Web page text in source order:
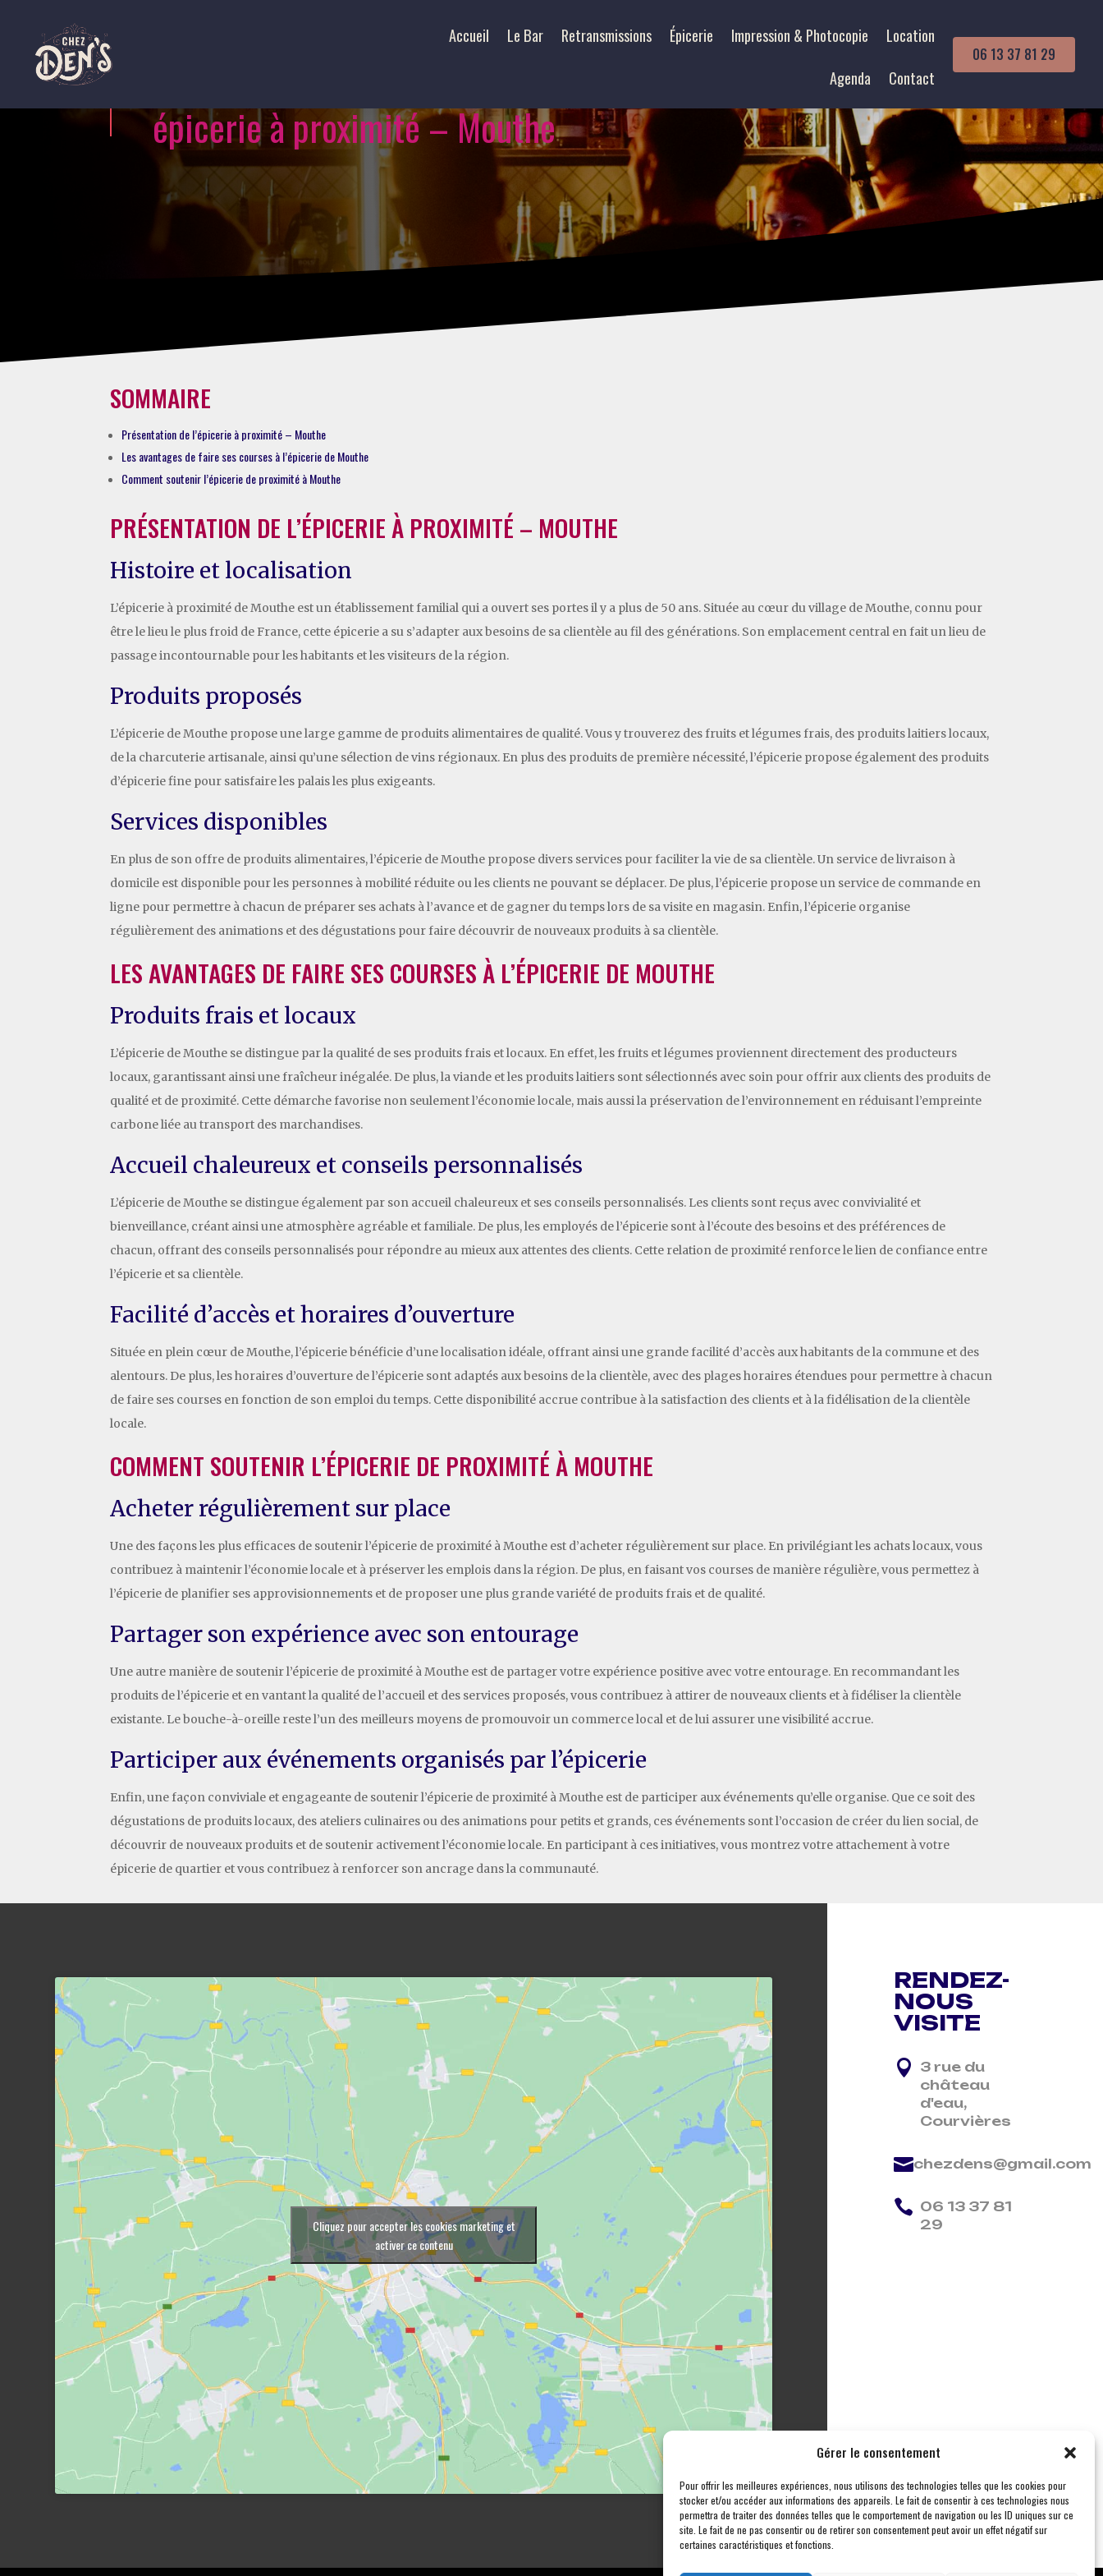
Gérer le consentement
Pour offrir les meilleures expériences, nous utilisons des technologies telles que les cookies pour
stocker et/ou accéder aux informations des appareils. Le fait de consentir à ces technologies nous
permettra de traiter des données telles que le comportement de navigation ou les ID uniques sur ce
site. Le fait de ne pas consentir ou de retirer son consentement peut avoir un effet négatif sur
certaines caractéristiques et fonctions.
Accueil Le Bar Retransmissions Épicerie Impression & Photocopie
Location
Agenda
Contact
06 13 37 81 29
épicerie à proximité – Mouthe
SOMMAIRE
Présentation de l’épicerie à proximité – Mouthe
Les avantages de faire ses courses à l’épicerie de Mouthe
Comment soutenir l’épicerie de proximité à Mouthe
PRÉSENTATION DE L’ÉPICERIE À PROXIMITÉ – MOUTHE
Histoire et localisation
L’épicerie à proximité de Mouthe est un établissement familial qui a ouvert ses portes il y a plus de 50 ans. Située au cœur du village de Mouthe, connu pour
être le lieu le plus froid de France, cette épicerie a su s’adapter aux besoins de sa clientèle au fil des générations. Son emplacement central en fait un lieu de
passage incontournable pour les habitants et les visiteurs de la région.
Produits proposés
L’épicerie de Mouthe propose une large gamme de produits alimentaires de qualité. Vous y trouverez des fruits et légumes frais, des produits laitiers locaux,
de la charcuterie artisanale, ainsi qu’une sélection de vins régionaux. En plus des produits de première nécessité, l’épicerie propose également des produits
d’épicerie fine pour satisfaire les palais les plus exigeants.
Services disponibles
En plus de son offre de produits alimentaires, l’épicerie de Mouthe propose divers services pour faciliter la vie de sa clientèle. Un service de livraison à
domicile est disponible pour les personnes à mobilité réduite ou les clients ne pouvant se déplacer. De plus, l’épicerie propose un service de commande en
ligne pour permettre à chacun de préparer ses achats à l’avance et de gagner du temps lors de sa visite en magasin. Enfin, l’épicerie organise
régulièrement des animations et des dégustations pour faire découvrir de nouveaux produits à sa clientèle.
LES AVANTAGES DE FAIRE SES COURSES À L’ÉPICERIE DE MOUTHE
Produits frais et locaux
L’épicerie de Mouthe se distingue par la qualité de ses produits frais et locaux. En effet, les fruits et légumes proviennent directement des producteurs
locaux, garantissant ainsi une fraîcheur inégalée. De plus, la viande et les produits laitiers sont sélectionnés avec soin pour offrir aux clients des produits de
qualité et de proximité. Cette démarche favorise non seulement l’économie locale, mais aussi la préservation de l’environnement en réduisant l’empreinte
carbone liée au transport des marchandises.
Accueil chaleureux et conseils personnalisés
L’épicerie de Mouthe se distingue également par son accueil chaleureux et ses conseils personnalisés. Les clients sont reçus avec convivialité et
bienveillance, créant ainsi une atmosphère agréable et familiale. De plus, les employés de l’épicerie sont à l’écoute des besoins et des préférences de
chacun, offrant des conseils personnalisés pour répondre au mieux aux attentes des clients. Cette relation de proximité renforce le lien de confiance entre
l’épicerie et sa clientèle.
Facilité d’accès et horaires d’ouverture
Située en plein cœur de Mouthe, l’épicerie bénéficie d’une localisation idéale, offrant ainsi une grande facilité d’accès aux habitants de la commune et des
alentours. De plus, les horaires d’ouverture de l’épicerie sont adaptés aux besoins de la clientèle, avec des plages horaires étendues pour permettre à chacun
de faire ses courses en fonction de son emploi du temps. Cette disponibilité accrue contribue à la satisfaction des clients et à la fidélisation de la clientèle
locale.
COMMENT SOUTENIR L’ÉPICERIE DE PROXIMITÉ À MOUTHE
Acheter régulièrement sur place
Une des façons les plus efficaces de soutenir l’épicerie de proximité à Mouthe est d’acheter régulièrement sur place. En privilégiant les achats locaux, vous
contribuez à maintenir l’économie locale et à préserver les emplois dans la région. De plus, en faisant vos courses de manière régulière, vous permettez à
l’épicerie de planifier ses approvisionnements et de proposer une plus grande variété de produits frais et de qualité.
Partager son expérience avec son entourage
Une autre manière de soutenir l’épicerie de proximité à Mouthe est de partager votre expérience positive avec votre entourage. En recommandant les
produits de l’épicerie et en vantant la qualité de l’accueil et des services proposés, vous contribuez à attirer de nouveaux clients et à fidéliser la clientèle
existante. Le bouche-à-oreille reste l’un des meilleurs moyens de promouvoir un commerce local et de lui assurer une visibilité accrue.
Participer aux événements organisés par l’épicerie
Enfin, une façon conviviale et engageante de soutenir l’épicerie de proximité à Mouthe est de participer aux événements qu’elle organise. Que ce soit des
dégustations de produits locaux, des ateliers culinaires ou des animations pour petits et grands, ces événements sont l’occasion de créer du lien social, de
découvrir de nouveaux produits et de soutenir activement l’économie locale. En participant à ces initiatives, vous montrez votre attachement à votre
épicerie de quartier et vous contribuez à renforcer son ancrage dans la communauté.
Cliquez pour accepter les cookies marketing et
activer ce contenu
RENDEZ-
NOUS
VISITE
 3 rue du
château
d'eau,
Courvières
chezdens@gmail.com
 06 13 37 81
29